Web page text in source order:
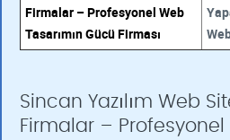
Firmalar – Profesyonel Web
Tasarımın Gücü Firması
Sincan Yazılım Web
Firmalar – Profesyonel